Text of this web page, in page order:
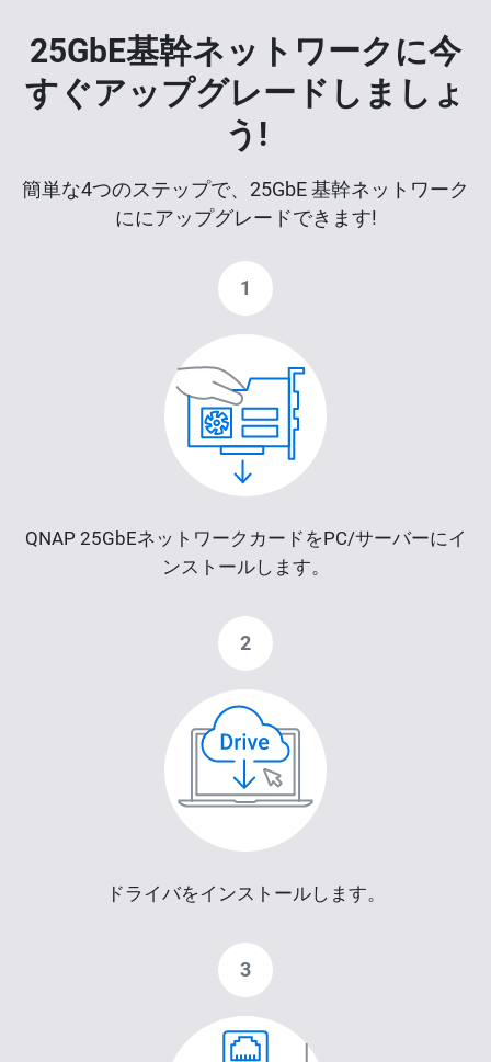
25GbE基幹ネットワークに今
すぐアップグレードしましょ
う!
簡単な4つのステップで、25GbE 基幹ネットワーク
ににアップグレードできます!
1
QNAP 25GbEネットワークカードをPC/サーバーにイ
ンストールします。
2
ドライバをインストールします。
3